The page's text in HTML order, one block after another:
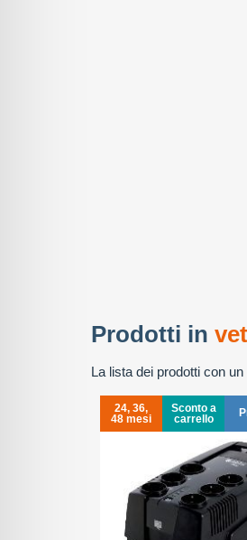
Prodotti in
La lista dei prodotti con
24, 36,
48 mesi
Sconto a
carrello